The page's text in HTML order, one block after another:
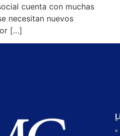
cuenta con muchas
necesitan nuevos
[…]